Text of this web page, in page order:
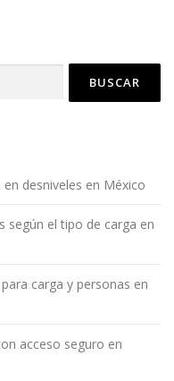
desniveles en México
según el tipo de carga en
carga y personas en
acceso seguro en